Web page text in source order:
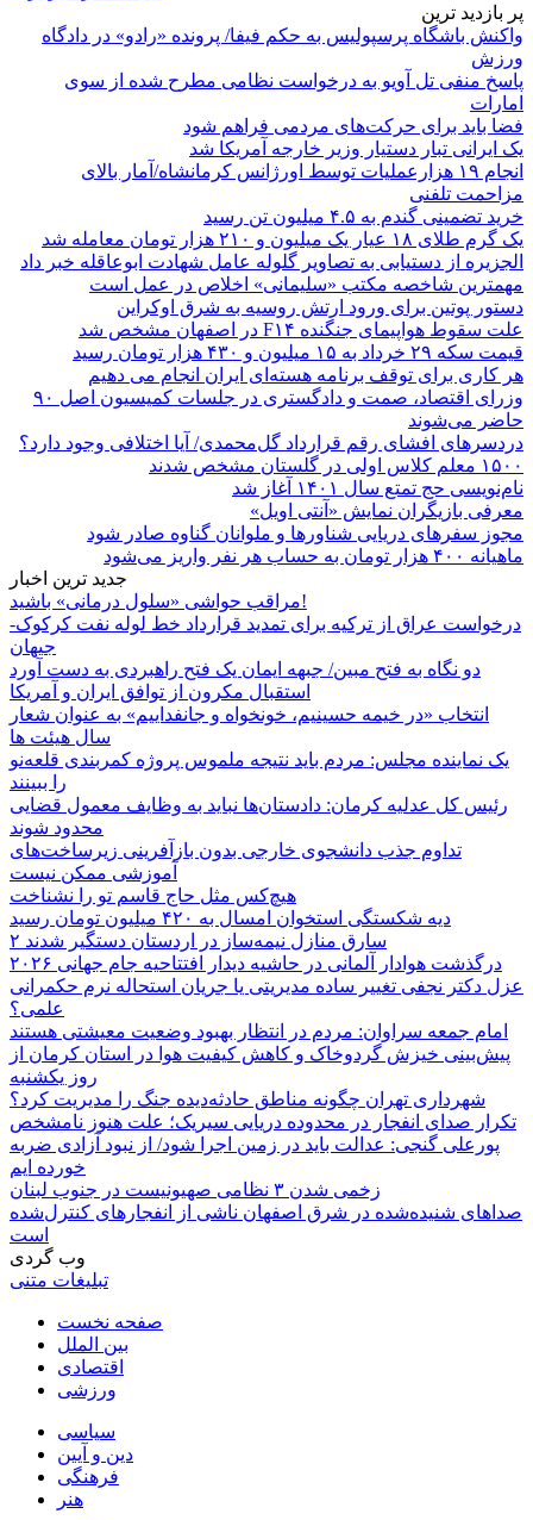
پر بازدید ترین
واکنش باشگاه پرسپولیس به حکم فیفا/ پرونده «رادو» در دادگاه
ورزش
پاسخ منفی تل آویو به درخواست نظامی مطرح شده از سوی
امارات
فضا باید برای حرکت‌های مردمی فراهم شود
یک ایرانی تبار دستیار وزیر خارجه آمریکا شد
انجام ۱۹ هزارعملیات توسط اورژانس کرمانشاه/آمار بالای
مزاحمت تلفنی
خرید تضمینی گندم به ۴.۵ میلیون تن رسید
یک گرم طلای ۱۸ عیار یک میلیون و ۲۱۰ هزار تومان معامله شد
الجزیره از دستیابی به تصاویر گلوله عامل شهادت ابوعاقله خبر داد
مهمترین شاخصه مکتب «سلیمانی» اخلاص در عمل است
دستور پوتین برای ورود ارتش روسیه به شرق اوکراین
علت سقوط هواپیمای جنگنده F۱۴ در اصفهان مشخص شد
قیمت سکه ۲۹ خرداد به ۱۵ میلیون و ۴۳۰ هزار تومان رسید
هر کاری برای توقف برنامه هسته‌ای ایران انجام می دهیم
وزرای اقتصاد، صمت و دادگستری در جلسات کمیسیون اصل ۹۰
حاضر می‌شوند
دردسرهای افشای رقم قرارداد گل‌محمدی/ آیا اختلافی وجود دارد؟
۱۵۰۰ معلم کلاس اولی در گلستان مشخص شدند
نام‌نویسی حج تمتع سال ۱۴۰۱ آغاز شد
معرفی بازیگران نمایش «آنتی اویل»
مجوز سفرهای دریایی شناورها و ملوانان گناوه صادر شود
ماهیانه ۴۰۰ هزار تومان به حساب هر نفر واریز می‌شود
جدید ترین اخبار
مراقب حواشی «سلول درمانی» باشید!
درخواست عراق از ترکیه برای تمدید قرارداد خط لوله نفت کرکوک-
جیهان
دو نگاه به فتح مبین/ جبهه ایمان یک فتح راهبردی به دست آورد
استقبال مکرون از توافق ایران و آمریکا
انتخاب «در خیمه حسینیم، خونخواه و جانفداییم» به عنوان شعار
سال هیئت ها
یک نماینده مجلس: مردم باید نتیجه ملموس پروژه کمربندی قلعه‌نو
را ببینند
رئیس کل عدلیه کرمان: دادستان‌ها نباید به وظایف معمول قضایی
محدود شوند
تداوم جذب دانشجوی خارجی بدون بازآفرینی زیرساخت‌های
آموزشی ممکن نیست
هیچ‌کس مثل حاج قاسم تو را نشناخت
دیه شکستگی استخوان امسال به ۴۲۰ میلیون تومان رسید
۲ سارق منازل نیمه‌ساز در اردستان دستگیر شدند
درگذشت هوادار آلمانی در حاشیه دیدار افتتاحیه جام جهانی ۲۰۲۶
عزل دکتر نجفی تغییر ساده مدیریتی یا جریان استحاله نرم حکمرانی
علمی؟
امام جمعه سراوان: مردم در انتظار بهبود وضعیت معیشتی هستند
پیش‌بینی خیزش گردوخاک و کاهش کیفیت هوا در استان کرمان از
روز یکشنبه
شهرداری تهران چگونه مناطق حادثه‌دیده جنگ را مدیریت کرد؟
تکرار صدای انفجار در محدوده دریایی سیریک؛ علت هنوز نامشخص
پورعلی گنجی: عدالت باید در زمین اجرا شود/ از نبود آزادی ضربه
خورده ایم
زخمی شدن ۳ نظامی صهیونیست در جنوب لبنان
صداهای شنیده‌شده در شرق اصفهان ناشی از انفجارهای کنترل‌شده
است
وب گردی
تبلیغات متنی
صفحه نخست
بین الملل
اقتصادی
ورزشی
سیاسی
دین و آیین
فرهنگی
هنر